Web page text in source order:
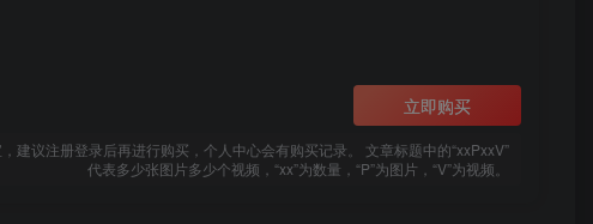
立即购买
建议注册登录后再进行购买，个人中心会有购买记录。 文章标题中的“xxPxxV”
代表多少张图片多少个视频，“xx”为数量，“P”为图片，“V”为视频。